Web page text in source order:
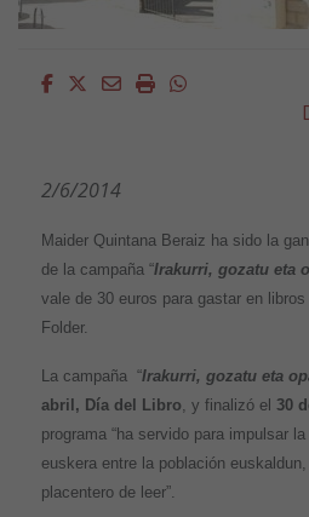
Facebook
Twitter
EmailImprimirWhatsapp
2/6/2014
Maider Quintana Beraiz ha sido la
de la campaña “Irakurri, gozatu eta
vale de 30 euros para gastar en
Folder.
La campaña “Irakurri, gozatu eta
abril, Día del Libro , y finalizó el 30
programa “ha servido para impulsar
euskera entre la población
placentero de leer”.